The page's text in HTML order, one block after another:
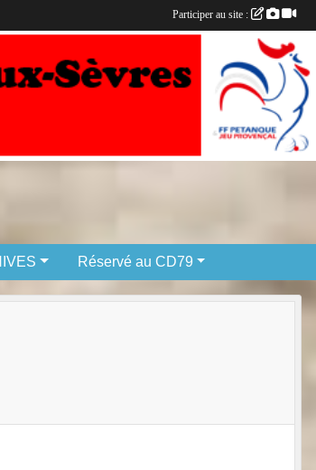
Réservé au CD79
Participer au site :